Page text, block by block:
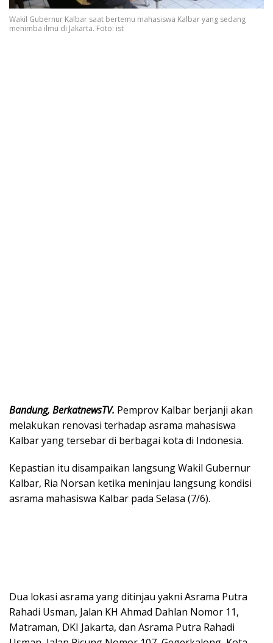
Wakil Gubernur Kalbar saat bertemu mahasiswa Kalbar yang sedang
menimba ilmu di Jakarta. Foto: ist
Bandung, BerkatnewsTV. Pemprov Kalbar berjanji akan
melakukan renovasi terhadap asrama mahasiswa
Kalbar yang tersebar di berbagai kota di Indonesia.
Kepastian itu disampaikan langsung Wakil Gubernur
Kalbar, Ria Norsan ketika meninjau langsung kondisi
asrama mahasiswa Kalbar pada Selasa (7/6).
Dua lokasi asrama yang ditinjau yakni Asrama Putra
Rahadi Usman, Jalan KH Ahmad Dahlan Nomor 11,
Matraman, DKI Jakarta, dan Asrama Putra Rahadi